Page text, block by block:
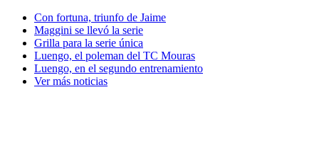
Con fortuna, triunfo de Jaime
Maggini se llevó la serie
Grilla para la serie única
Luengo, el poleman del TC Mouras
Luengo, en el segundo entrenamiento
Ver más noticias